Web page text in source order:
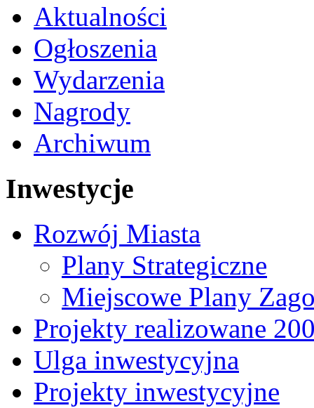
Aktualności
Ogłoszenia
Wydarzenia
Nagrody
Archiwum
Inwestycje
Rozwój Miasta
Plany Strategiczne
Miejscowe Plany
Projekty realizowane
Ulga inwestycyjna
Projekty inwestycyjne